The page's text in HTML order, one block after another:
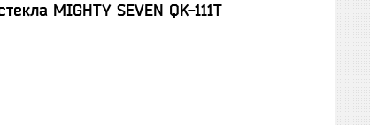
MIGHTY SEVEN QK-111T